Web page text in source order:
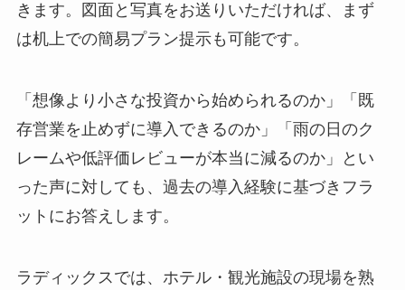
きます。図面と写真をお送りいただければ、まず
は机上での簡易プラン提示も可能です。
「想像より小さな投資から始められるのか」「既
存営業を止めずに導入できるのか」「雨の日のク
レームや低評価レビューが本当に減るのか」とい
った声に対しても、過去の導入経験に基づきフラ
ットにお答えします。
ラディックスでは、ホテル・観光施設の現場を熟